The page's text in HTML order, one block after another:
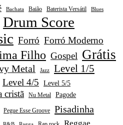
Bachata Baião Baterista Versátil Blues
Drum Score
Forró Forró Moderno
Filho Gospel Grátis
Metal Jazz Level 1/5
Level 4/5 Level 5/5
cristã Nu Metal Pagode
Pegue Esse Groove Pisadinha
Reggae